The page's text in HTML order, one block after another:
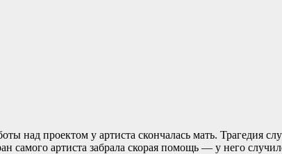
над проектом у артиста скончалась мать. Трагедия
артиста забрала скорая помощь — у него